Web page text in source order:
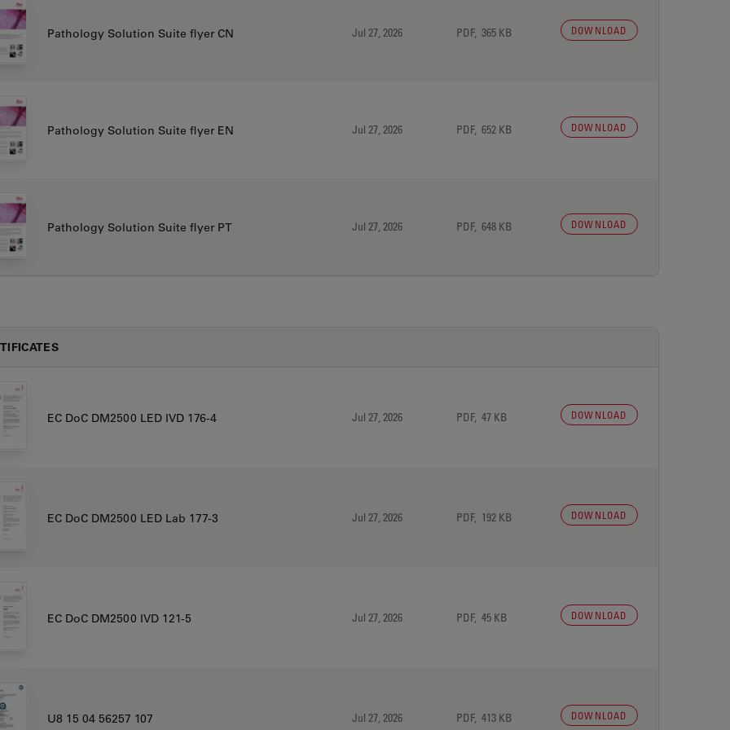
Pathology Solution Suite flyer CN Jul 27, 2026 PDF, 365 KB DOWNLOAD
Pathology Solution Suite flyer EN Jul 27, 2026 PDF, 652 KB DOWNLOAD
Pathology Solution Suite flyer PT Jul 27, 2026 PDF, 648 KB DOWNLOAD
EC DoC DM2500 LED IVD 176-4 Jul 27, 2026 PDF, 47 KB DOWNLOAD
EC DoC DM2500 LED Lab 177-3 Jul 27, 2026 PDF, 192 KB DOWNLOAD
EC DoC DM2500 IVD 121-5 Jul 27, 2026 PDF, 45 KB DOWNLOAD
U8 15 04 56257 107 Jul 27, 2026 PDF, 413 KB DOWNLOAD